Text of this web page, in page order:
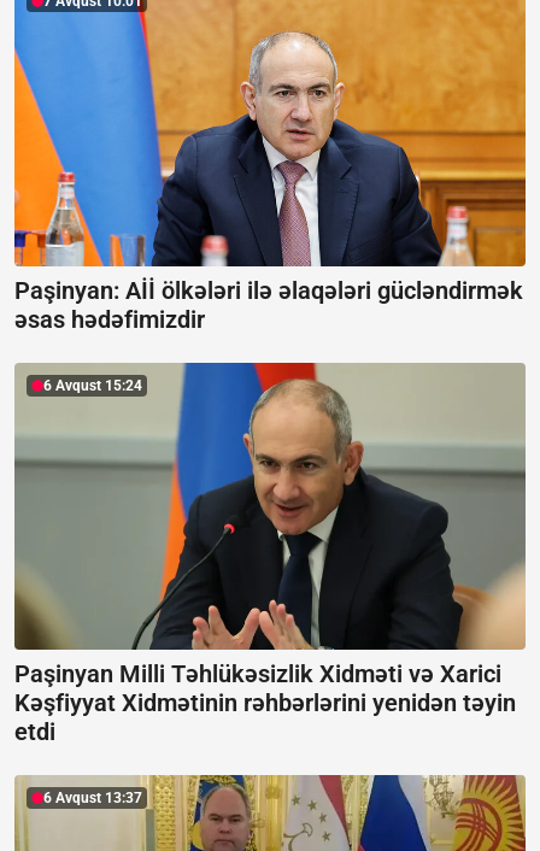
Paşinyan: Aİİ ölkələri ilə əlaqələri gücləndirmək
əsas hədəfimizdir
6 Avqust 15:24
Paşinyan Milli Təhlükəsizlik Xidməti və Xarici
Kəşfiyyat Xidmətinin rəhbərlərini yenidən təyin
etdi
6 Avqust 13:37